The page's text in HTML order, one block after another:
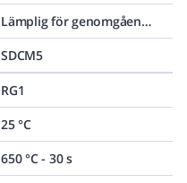
Lämplig för genomgående ledning
SDCM5
RG1
25 °C
650 °C - 30 s